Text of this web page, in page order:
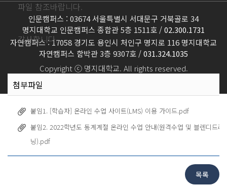
파일 참조바랍니다.
감사합니다.
첨부파일
붙임1. [학습자] 온라인 수업 사이트(LMS) 이용 가이드.pdf
붙임2. 2022학년도 동계계절 온라인 수업 안내(원격수업 및 블렌디드러
닝).pdf
인문캠퍼스 : 03674 서울특별시 서대문구 거북골로 34
명지대학교 인문캠퍼스 종합관 5층 1511호 /02.300.1731
자연캠퍼스 : 17058 경기도 용인시 처인구 명지로 116 명지대학교
자연캠퍼스 함박관 3층 9307호 /031.324.1035
Copyright ⓒ 명지대학교. All rights reserved.